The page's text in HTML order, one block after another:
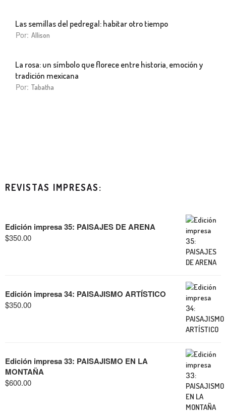
Las semillas del pedregal: habitar otro tiempo
Por: Allison
La rosa: un símbolo que florece entre historia, emoción y
tradición mexicana
Por: Tabatha
REVISTAS IMPRESAS:
Edición impresa 35: PAISAJES DE ARENA
$350.00
Edición impresa 34: PAISAJISMO ARTÍSTICO
$350.00
Edición impresa 33: PAISAJISMO EN LA
MONTAÑA
$600.00